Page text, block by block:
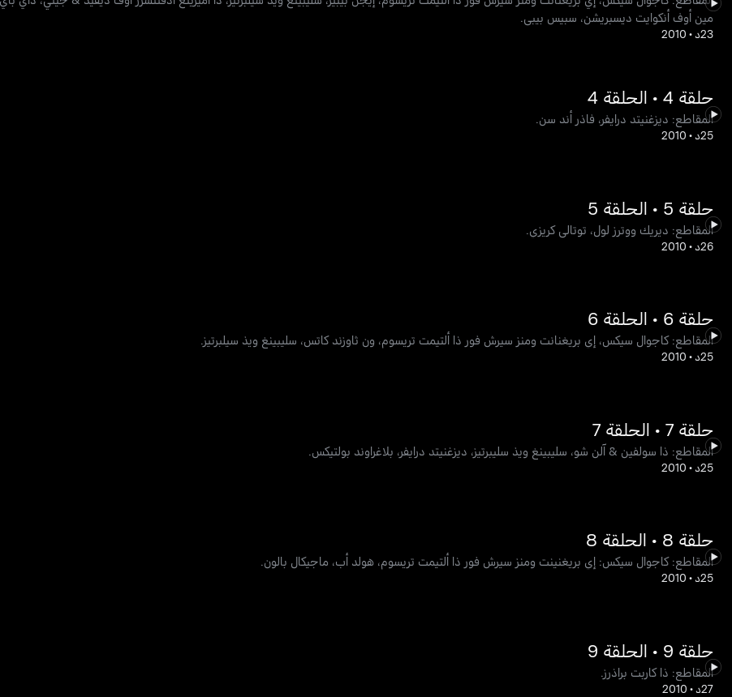
مين أوف أنكوايت ديسبريشن، سبيس بيبي.
23د •
2010
حلقة 4 • الحلقة 4
المقاطع: ديزغنيتد درايفر، فاذر أند سن.
25د •
2010
حلقة 5 • الحلقة 5
المقاطع: ديريك ووترز لول، توتالي كريزي.
26د •
2010
حلقة 6 • الحلقة 6
المقاطع: كاجوال سيكس، إي بريغنانت ومنز سيرش فور ذا ألتيمت تريسوم، ون ثاوزند كاتس، سليبينغ ويذ سيلبرتيز.
25د •
2010
حلقة 7 • الحلقة 7
المقاطع: ذا سولفين & آلن شو، سليبينغ ويذ سليبرتيز، ديزغنيتد درايفر، بلاغراوند بولتيكس.
25د •
2010
حلقة 8 • الحلقة 8
المقاطع: كاجوال سيكس: إي بريغنينت ومنز سيرش فور ذا ألتيمت تريسوم، هولد أب، ماجيكال بالون.
25د •
2010
حلقة 9 • الحلقة 9
المقاطع: ذا كاربت براذرز.
27د •
2010